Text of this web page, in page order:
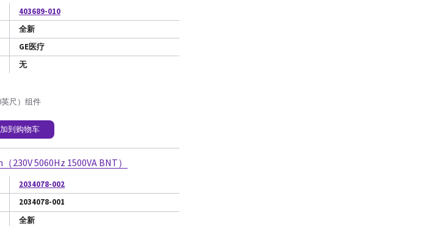
403689-010
全新
GE医疗
无
尺）组件
到购物车
230V 5060Hz 1500VA BNT）
2034078-002
2034078-001
全新